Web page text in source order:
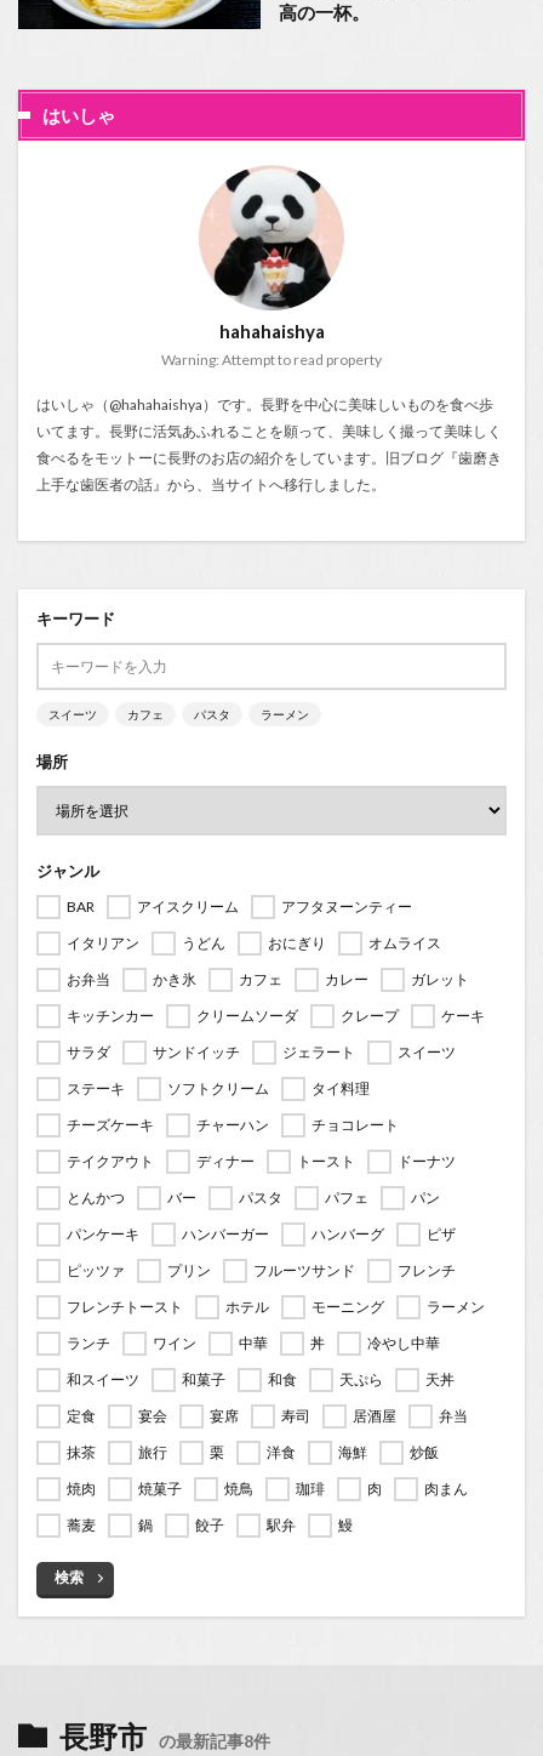
高の一杯。
はいしゃ
hahahaishya
Warning: Attempt to read property
はいしゃ（@hahahaishya）です。長野を中心に美味しいものを食べ歩
いてます。長野に活気あふれることを願って、美味しく撮って美味しく
食べるをモットーに長野のお店の紹介をしています。旧ブログ『歯磨き
上手な歯医者の話 』から、当サイトへ移行しました。
キーワード
スイーツ カフェ パスタ ラーメン
場所
ジャンル
BAR アイスクリーム
アフタヌーンティー
イタリアン
うどん おにぎり
オムライス
お弁当
かき氷 カフェ カレー
ガレット
キッチンカー
クリームソーダ クレープ
ケーキ
サラダ
サンドイッチ ジェラート
スイーツ
ステーキ
ソフトクリーム
タイ料理
チーズケーキ
チャーハン
チョコレート
テイクアウト
ディナー トースト
ドーナツ
とんかつ
バー パスタ パフェ
パン
パンケーキ
ハンバーガー ハンバーグ
ピザ
ピッツァ
プリン フルーツサンド
フレンチ
フレンチトースト
ホテル モーニング
ラーメン
ランチ
ワイン 中華 丼
冷やし中華
和スイーツ
和菓子 和食 天ぷら
天丼
定食
宴会 宴席 寿司 居酒屋
弁当
抹茶
旅行 栗 洋食 海鮮
炒飯
焼肉
焼菓子 焼鳥 珈琲 肉
肉まん
蕎麦
鍋 餃子 駅弁 鰻
検索
長野市 の最新記事8件